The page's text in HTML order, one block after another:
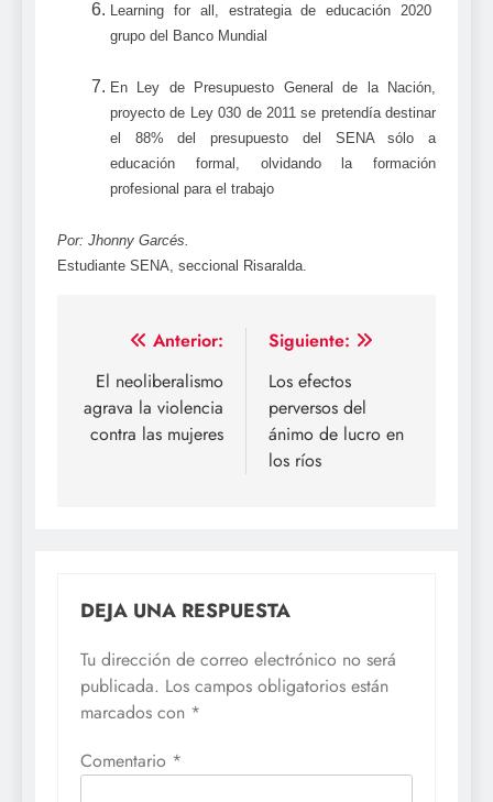
Learning for all, estrategia de educación 2020
grupo del Banco Mundial
En Ley de Presupuesto General de la Nación,
proyecto de Ley 030 de 2011 se pretendía destinar
el 88% del presupuesto del SENA sólo a
educación formal, olvidando la formación
profesional para el trabajo
Por: Jhonny Garcés.
Estudiante SENA, seccional Risaralda.
Navegación
de
entradas
Anterior:
El neoliberalismo
agrava la violencia
contra las mujeres
Siguiente:
Los efectos
perversos del
ánimo de lucro en
los ríos
DEJA UNA RESPUESTA
Tu dirección de correo electrónico no será
publicada. Los campos obligatorios están
marcados con *
Comentario *